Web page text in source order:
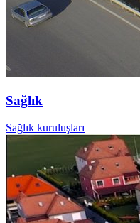
Sağlık
Sağlık kuruluşları